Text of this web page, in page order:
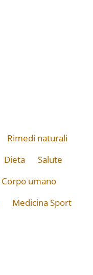
Rimedi naturali
Dieta
Salute
Corpo umano
Medicina Sport